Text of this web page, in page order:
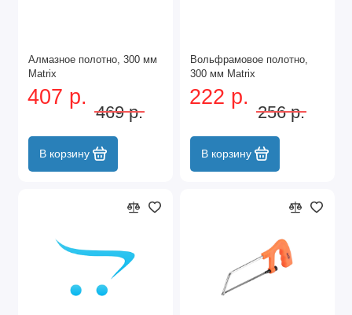
Алмазное полотно, 300 мм
Matrix
407 р.
469 р.
В корзину
Вольфрамовое полотно,
300 мм Matrix
222 р.
256 р.
В корзину